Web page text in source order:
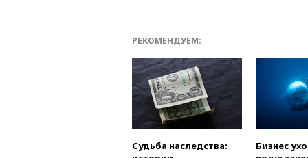
РЕКОМЕНДУЕМ:
Судьба наследства:
Бизнес